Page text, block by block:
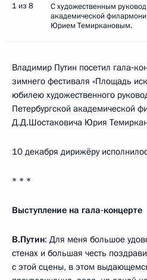
1 из 8
С художественным
академической
Юрием Темиркановым.
Владимир Путин посетил
зимнего фестиваля «Площадь
юбилею художественного
Петербургской академической
Д.Д.Шостаковича Юрия
10 декабря дирижёру
* * *
Выступление на гала‑концерте
В.Путин: Для меня большое
стенах и большая честь
с этой сцены, в этом